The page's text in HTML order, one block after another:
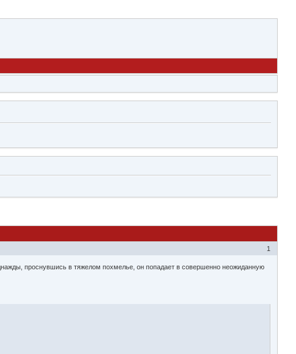
1
проснувшись в тяжелом похмелье, он попадает в совершенно неожиданную